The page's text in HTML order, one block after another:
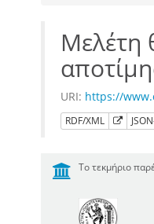
Μελέτη
URI: https://
RDF/XML
Το τεκμήριο